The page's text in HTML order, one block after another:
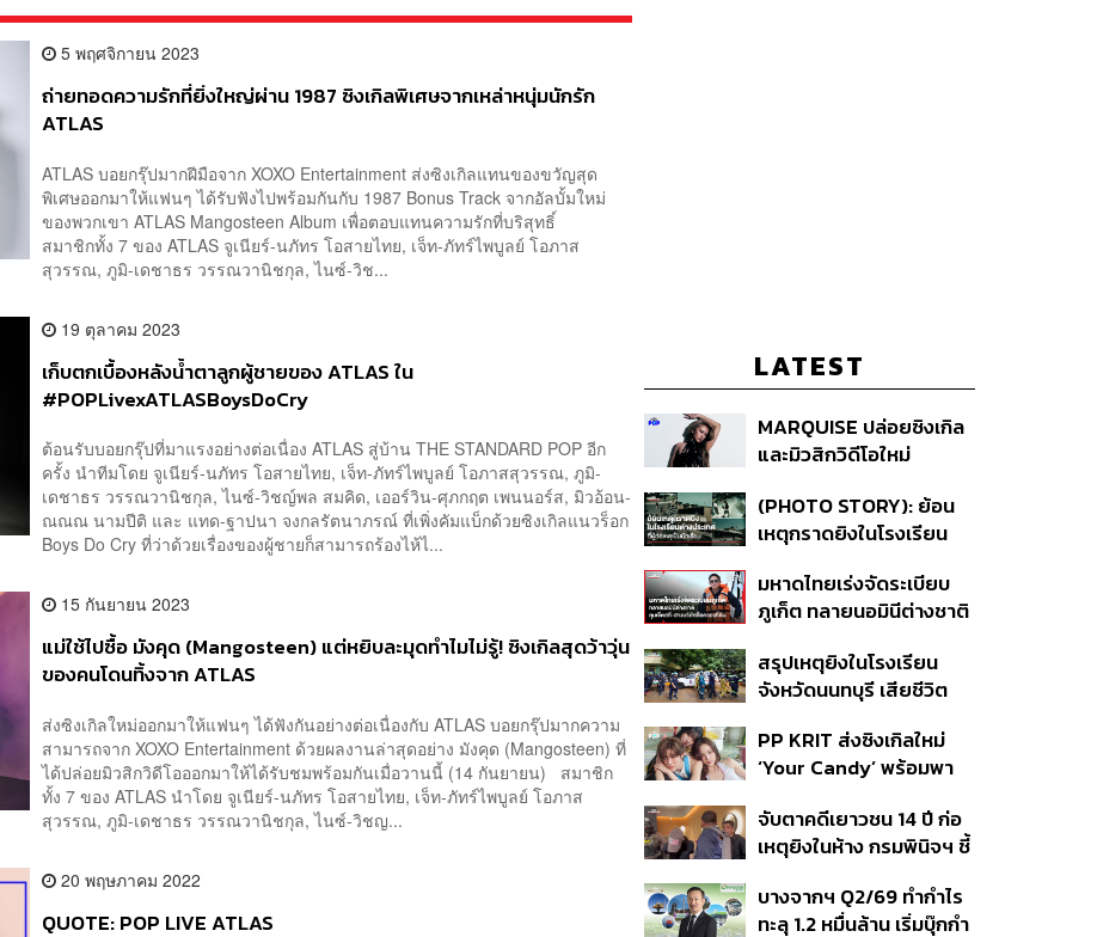
5 พฤศจิกายน 2023
ถ่ายทอดความรักที่ยิ่งใหญ่ผ่าน 1987 ซิงเกิลพิเศษจากเหล่าหนุ่มนักรัก
ATLAS
ATLAS บอยกรุ๊ปมากฝีมือจาก XOXO Entertainment ส่งซิงเกิลแทนของขวัญสุด
พิเศษออกมาให้แฟนๆ ได้รับฟังไปพร้อมกันกับ 1987 Bonus Track จากอัลบั้มใหม่
ของพวกเขา ATLAS Mangosteen Album เพื่อตอบแทนความรักที่บริสุทธิ์
สมาชิกทั้ง 7 ของ ATLAS จูเนียร์-นภัทร โอสายไทย, เจ็ท-ภัทร์ไพบูลย์ โอภาส
สุวรรณ, ภูมิ-เดชาธร วรรณวานิชกุล, ไนซ์-วิช...
19 ตุลาคม 2023
เก็บตกเบื้องหลังน้ำตาลูกผู้ชายของ ATLAS ใน
#POPLivexATLASBoysDoCry
ต้อนรับบอยกรุ๊ปที่มาแรงอย่างต่อเนื่อง ATLAS สู่บ้าน THE STANDARD POP อีก
ครั้ง นำทีมโดย จูเนียร์-นภัทร โอสายไทย, เจ็ท-ภัทร์ไพบูลย์ โอภาสสุวรรณ, ภูมิ-
เดชาธร วรรณวานิชกุล, ไนซ์-วิชญ์พล สมคิด, เออร์วิน-ศุภกฤต เพนนอร์ส, มิวอ้อน-
ณณณ นามปีติ และ แทด-ฐาปนา จงกลรัตนาภรณ์ ที่เพิ่งคัมแบ็กด้วยซิงเกิลแนวร็อก
Boys Do Cry ที่ว่าด้วยเรื่องของผู้ชายก็สามารถร้องไห้ไ...
15 กันยายน 2023
แม่ใช้ไปซื้อ มังคุด (Mangosteen) แต่หยิบละมุดทำไมไม่รู้! ซิงเกิลสุดว้าวุ่น
ของคนโดนทิ้งจาก ATLAS
ส่งซิงเกิลใหม่ออกมาให้แฟนๆ ได้ฟังกันอย่างต่อเนื่องกับ ATLAS บอยกรุ๊ปมากความ
สามารถจาก XOXO Entertainment ด้วยผลงานล่าสุดอย่าง มังคุด (Mangosteen) ที่
ได้ปล่อยมิวสิกวิดีโอออกมาให้ได้รับชมพร้อมกันเมื่อวานนี้ (14 กันยายน) สมาชิก
ทั้ง 7 ของ ATLAS นำโดย จูเนียร์-นภัทร โอสายไทย, เจ็ท-ภัทร์ไพบูลย์ โอภาส
สุวรรณ, ภูมิ-เดชาธร วรรณวานิชกุล, ไนซ์-วิชญ...
20 พฤษภาคม 2022
QUOTE: POP LIVE ATLAS
LATEST
MARQUISE ปล่อยซิงเกิล
และมิวสิกวิดีโอใหม่
สัมพันธ์สุด Toxic
(PHOTO STORY): ย้อน
เหตุกราดยิงในโรงเรียน
นักเรียน
มหาดไทยเร่งจัดระเบียบ
ภูเก็ต ทลายนอมินีต่างชาติ
ที่ดิน เคลียร์ใบอนุญาต
โรงแรมค้าง 7 ปี
สรุปเหตุยิงในโรงเรียน
จังหวัดนนทบุรี เสียชีวิต
ปมค้นประวัติคดีกราดยิงที่
สหรัฐฯ
PP KRIT ส่งซิงเกิลใหม่
‘Your Candy’ พร้อมพา
สิกวิดีโอ
จับตาคดีเยาวชน 14 ปี ก่อ
เหตุยิงในห้าง กรมพินิจฯ ชี้
เนื่อง ประเมินปล่อยตัว
บางจากฯ Q2/69 ทำกำไร
ทะลุ 1.2 หมื่นล้าน เริ่มบุ๊กกำ